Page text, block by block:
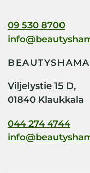
09 530 8700
Viljelystie 15 D,
01840 Klaukkala
044 274 4744